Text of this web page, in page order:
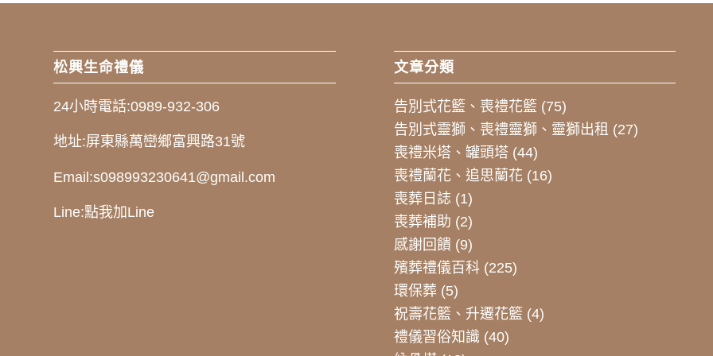
松興生命禮儀
24小時電話:0989-932-306
地址:屏東縣萬巒鄉富興路31號
Email:s098993230641@gmail.com
Line:點我加Line
文章分類
告別式花籃、喪禮花籃 (75)
告別式靈獅、喪禮靈獅、靈獅出租 (27)
喪禮米塔、罐頭塔 (44)
喪禮蘭花、追思蘭花 (16)
喪葬日誌 (1)
喪葬補助 (2)
感謝回饋(9)
殯葬禮儀百科(225)
環保葬(5)
祝壽花籃、升遷花籃 (4)
禮儀習俗知識 (40)